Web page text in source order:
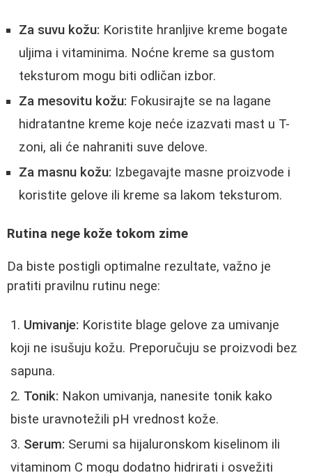
Za suvu kožu: Koristite hranljive kreme bogate
uljima i vitaminima. Noćne kreme sa gustom
teksturom mogu biti odličan izbor.
Za mesovitu kožu: Fokusirajte se na lagane
hidratantne kreme koje neće izazvati mast u T-
zoni, ali će nahraniti suve delove.
Za masnu kožu: Izbegavajte masne proizvode i
koristite gelove ili kreme sa lakom teksturom.
Rutina nege kože tokom zime
Da biste postigli optimalne rezultate, važno je
pratiti pravilnu rutinu nege:
Umivanje: Koristite blage gelove za umivanje
koji ne isušuju kožu. Preporučuju se proizvodi bez
sapuna.
Tonik: Nakon umivanja, nanesite tonik kako
biste uravnotežili pH vrednost kože.
Serum: Serumi sa hijaluronskom kiselinom ili
vitaminom C mogu dodatno hidrirati i osvežiti